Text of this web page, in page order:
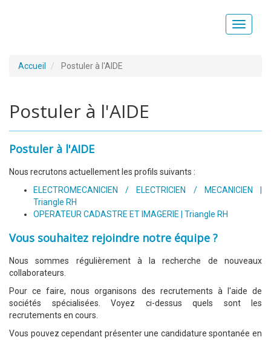
Toggle
Accueil Postuler à l'AIDE
Postuler à l'AIDE
Postuler à l'AIDE
Nous recrutons actuellement les profils suivants :
ELECTROMECANICIEN / ELECTRICIEN / MECANICIEN |
Triangle RH
OPERATEUR CADASTRE ET IMAGERIE | Triangle RH
Vous souhaitez rejoindre notre équipe ?
Nous sommes régulièrement à la recherche de nouveaux
collaborateurs.
Pour ce faire, nous organisons des recrutements à l'aide de
sociétés spécialisées. Voyez ci-dessus quels sont les
recrutements en cours.
Vous pouvez cependant présenter une candidature spontanée en